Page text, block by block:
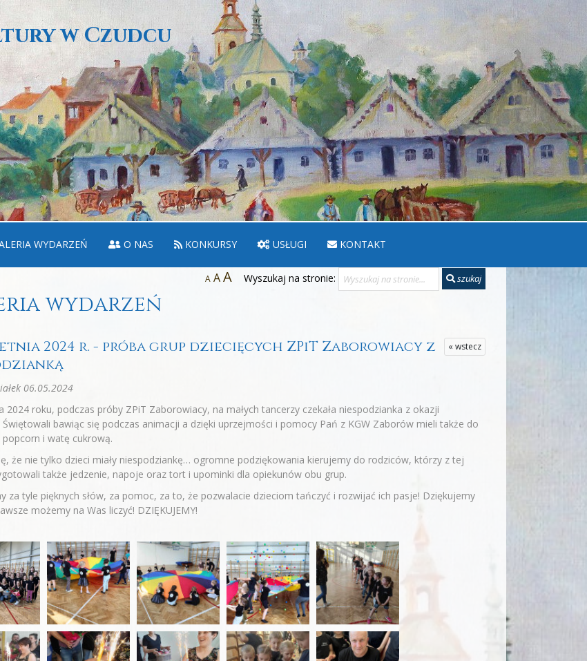
w Czudcu
WYDARZEŃ O NAS KONKURSY USŁUGI KONTAKT
A AA Wyszukaj na stronie: szukaj
wydarzeń
« wstecz
2024 r. - próba grup dziecięcych ZPiT Zaborowiacy z
06.05.2024
2024 roku, podczas próby ZPiT Zaborowiacy, na małych tancerzy czekała niespodzianka z okazji
Świętowali bawiąc się podczas animacji a dzięki uprzejmości i pomocy Pań z KGW Zaborów mieli także do
popcorn i watę cukrową.
że nie tylko dzieci miały niespodziankę… ogromne podziękowania kierujemy do rodziców, którzy z tej
także jedzenie, napoje oraz tort i upominki dla opiekunów obu grup.
za tyle pięknych słów, za pomoc, za to, że pozwalacie dzieciom tańczyć i rozwijać ich pasje! Dziękujemy
możemy na Was liczyć! DZIĘKUJEMY!